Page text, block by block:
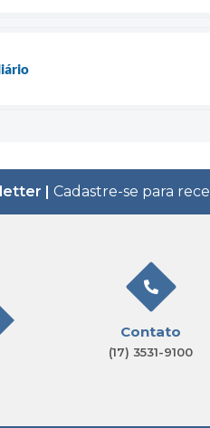
| Cadastre-se para
Contato
(17) 3531-9100